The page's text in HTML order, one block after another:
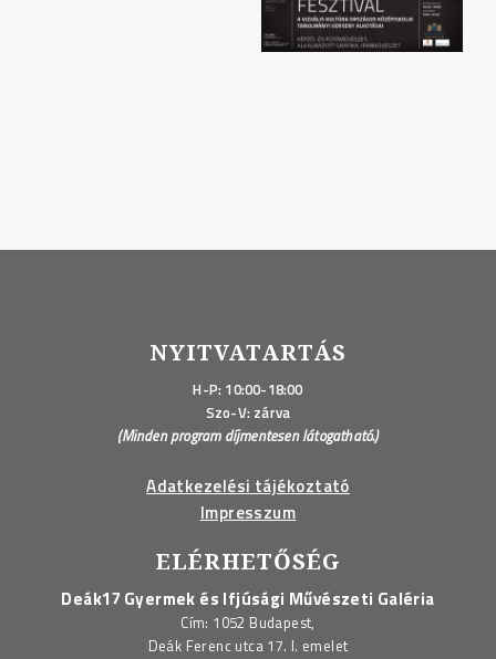
NYITVATARTÁS
H-P: 10:00-18:00
Szo-V: zárva
(Minden program díjmentesen látogatható.)
Adatkezelési tájékoztató
Impresszum
ELÉRHETŐSÉG
Deák17 Gyermek és Ifjúsági Művészeti Galéria
Cím: 1052 Budapest,
Deák Ferenc utca 17. I. emelet